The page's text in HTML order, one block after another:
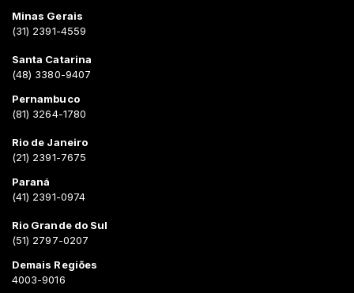
Minas Gerais
(31) 2391-4559
Santa Catarina
(48) 3380-9407
Pernambuco
(81) 3264-1780
Rio de Janeiro
(21) 2391-7675
Paraná
(41) 2391-0974
Rio Grande do Sul
(51) 2797-0207
Demais Regiões
4003-9016